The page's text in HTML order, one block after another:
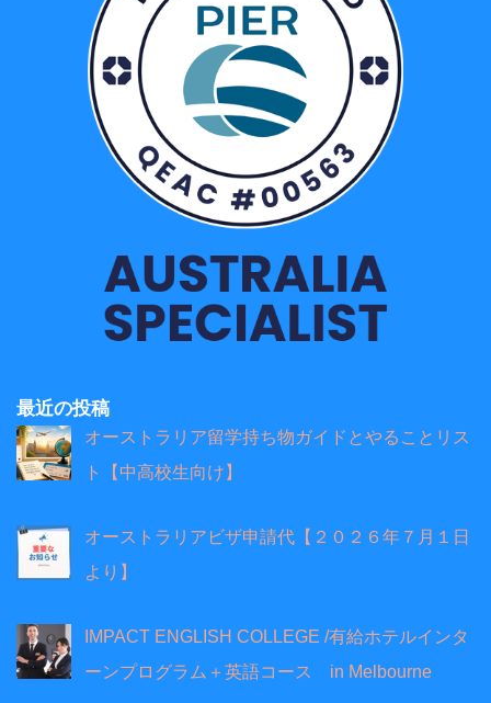
最近の投稿
オーストラリア留学持ち物ガイドとやることリス
ト【中高校生向け】
オーストラリアビザ申請代【２０２６年７月１日
より】
IMPACT ENGLISH COLLEGE /有給ホテルインタ
ーンプログラム＋英語コース in Melbourne